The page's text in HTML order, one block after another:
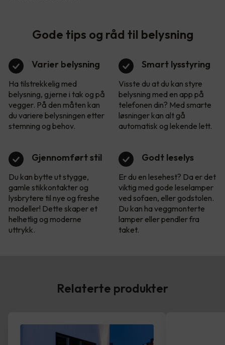
Gode tips og råd til belysning
Varier belysning
Ha tilstrekkelig med
belysning, gjerne i tak og på
vegger. På den måten kan
du variere belysningen etter
stemning og behov.
Smart lysstyring
Visste du at du kan styre
belysning med en app på
telefonen din? Med smarte
løsninger kan alt gå
automatisk og lekende lett.
Gjennomført stil
Du kan bytte ut stygge,
gamle stikkontakter og
lysbrytere til nye og freshe
modeller! Dette skaper et
helhetlig og moderne
uttrykk.
Godt leselys
Er du en lesehest? Da er det
viktig med gode leselamper
ved sofaen, eller godstolen.
Du kan ha veggmonterte
lamper eller pendler fra
taket.
Relaterte produkter